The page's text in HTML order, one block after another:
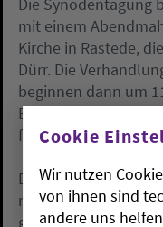
mit einem
Kirche in Rastede,
Dürr. Die
beginnen dann um
Bildungshaus
fortgesetzt.
Die Synode ist das
nimmt
geistliche und
Cookie
Wir nutzen
von ihnen sind
andere uns